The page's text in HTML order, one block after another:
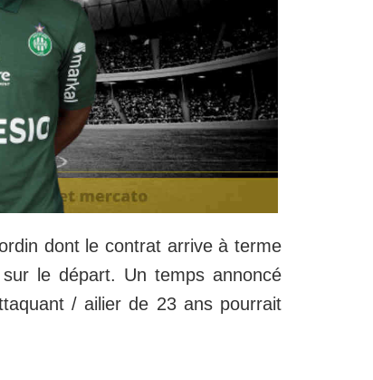
dont le contrat arrive à terme
le départ. Un temps annoncé
/ ailier de 23 ans pourrait